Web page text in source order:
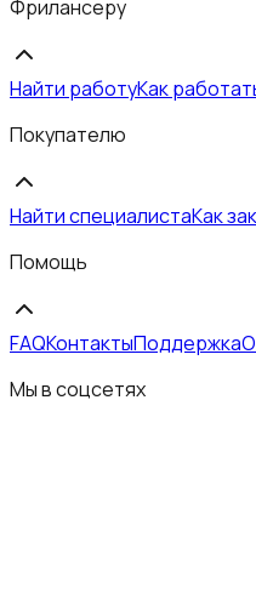
Фрилансеру
Найти работуКак
Покупателю
Найти специалистаКак
Помощь
FAQКонтактыПоддержка
Мы в соцсетях